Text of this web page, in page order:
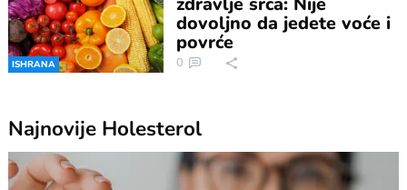
ISHRANA
dovoljno da jedete voće i
povrće
0
Najnovije Holesterol